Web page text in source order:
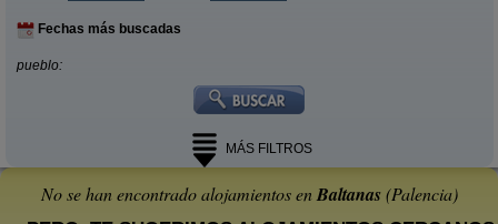
Fechas más buscadas
pueblo:
MÁS FILTROS
No se han encontrado alojamientos enBaltanas(Palencia)